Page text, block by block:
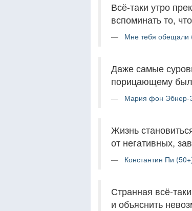
Всё-таки утро
вспоминать то,
Мне тебя обещали
Даже самые
порицающему
Мария фон Эбнер-
Жизнь
от негативных,
Константин Пи
Странная всё-
и объяснить